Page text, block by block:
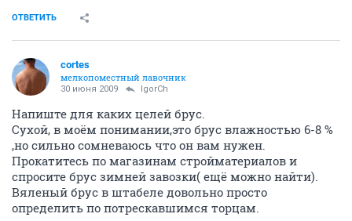
ОТВЕТИТЬ
cortes
мелкопоместный лавочник
30 июня 2009 IgorCh
Напиште для каких целей брус.
Сухой, в моём понимании,это брус влажностью 6-8 %
,но сильно сомневаюсь что он вам нужен.
Прокатитесь по магазинам стройматериалов и
спросите брус зимней завозки( ещё можно найти).
Вяленый брус в штабеле довольно просто
определить по потрескавшимся торцам.